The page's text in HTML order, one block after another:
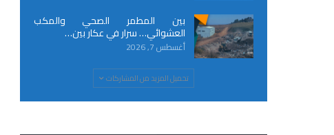
بين المطمر الصحي والمكب
العشوائي… سرار في عكار بين…
أغسطس 7, 2026
تحميل المزيد من المشاركات